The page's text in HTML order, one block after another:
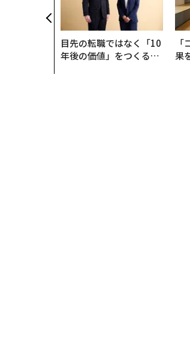
目先の転職ではなく「10
年後の価値」をつくる─
果